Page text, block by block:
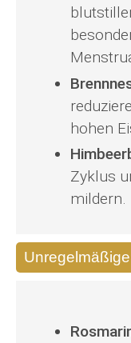
hohen
Zyklus
mildern.